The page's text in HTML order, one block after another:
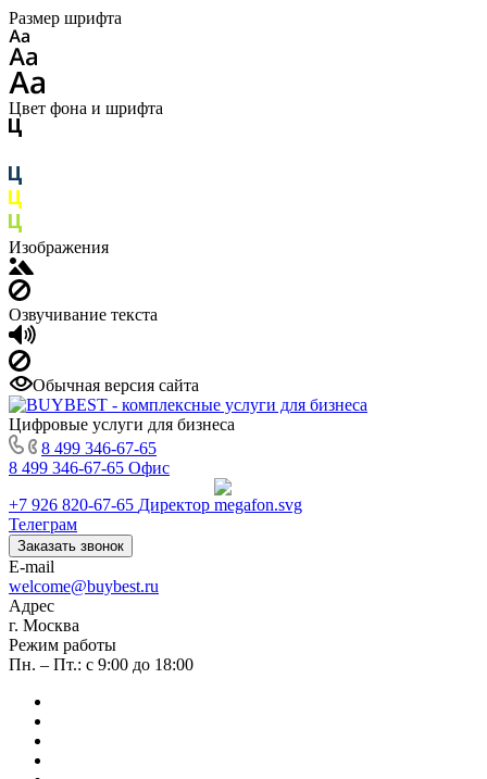
Размер шрифта
Цвет фона и шрифта
Изображения
Озвучивание текста
Обычная версия сайта
Цифровые услуги для бизнеса
8 499 346-67-65
8 499 346-67-65 Офис
+7 926 820-67-65 Директор
Телеграм
Заказать звонок
E-mail
welcome@buybest.ru
Адрес
г. Москва
Режим работы
Пн. – Пт.: с 9:00 до 18:00